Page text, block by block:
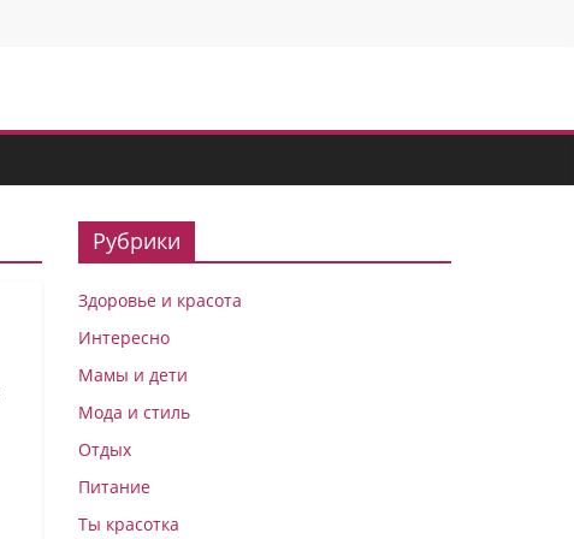
Рубрики
Здоровье и красота
Интересно
Мамы и дети
Мода и стиль
Отдых
Питание
Ты красотка